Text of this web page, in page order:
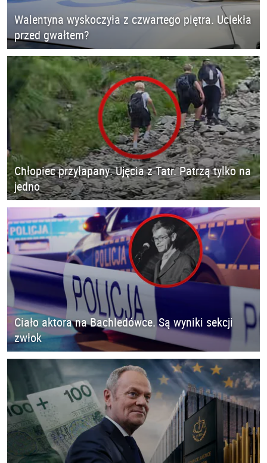
Walentyna wyskoczyła z czwartego piętra. Uciekła
przed gwałtem?
Chłopiec przyłapany. Ujęcia z Tatr. Patrzą tylko na
jedno
Ciało aktora na Bachledówce. Są wyniki sekcji
zwłok